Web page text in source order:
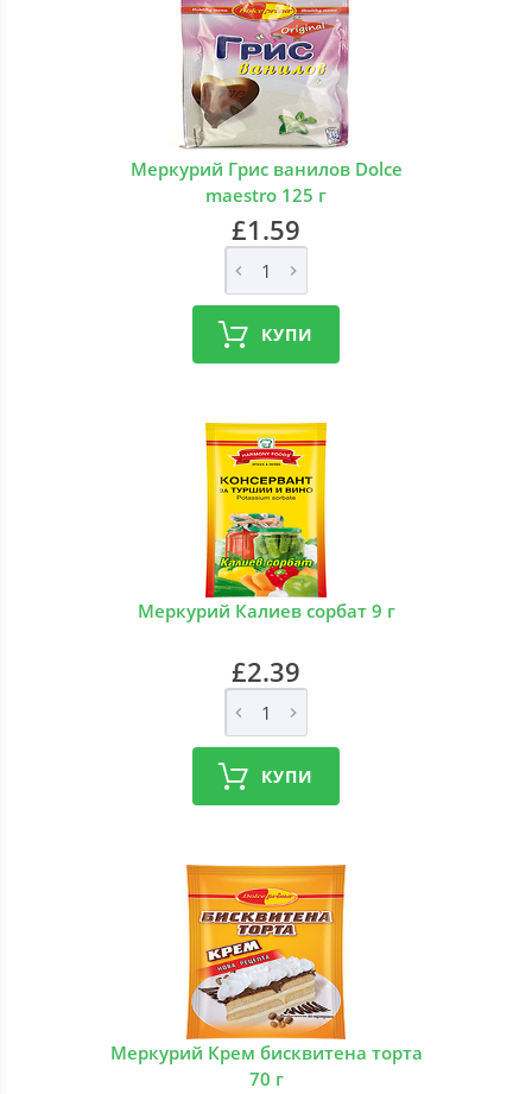
Меркурий Грис ванилов Dolce
maestro 125 г
£1.59
КУПИ
Меркурий Калиев сорбат 9 г
£2.39
КУПИ
Меркурий Крем бисквитена торта
70 г